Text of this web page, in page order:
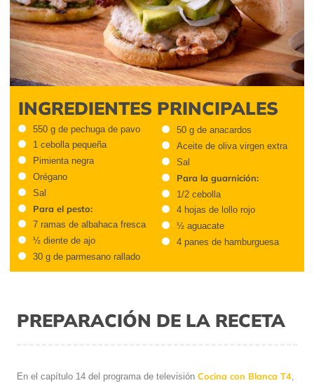
INGREDIENTES PRINCIPALES
550 g de pechuga de pavo
1 cebolla pequeña
Pimienta negra
Orégano
Sal
Para el pesto:
7 ramas de albahaca fresca
½ diente de ajo
30 g de parmesano rallado
50 g de anacardos
Aceite de oliva virgen extra
Sal
Para la guarnición:
1/2 cebolla
4 hojas de lollo rojo
½ aguacate
4 panes de hamburguesa
PREPARACIÓN DE LA RECETA
En el capítulo 14 del programa de televisión Cocina con Blanca T4,